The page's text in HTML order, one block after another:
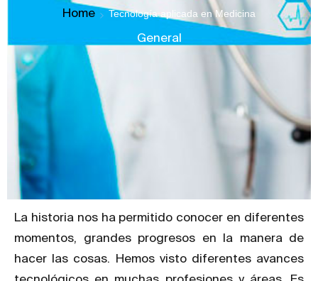
Home Tecnología aplicada en Medicina
General
La historia nos ha permitido conocer en diferentes
momentos, grandes progresos en la manera de
hacer las cosas. Hemos visto diferentes avances